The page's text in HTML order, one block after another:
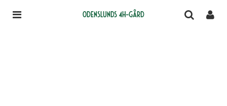
Odenslunds 4H-gård